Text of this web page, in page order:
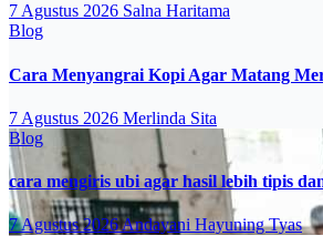
7 Agustus 2026 Salna Haritama
Blog
Cara Menyangrai Kopi Agar Matang
7 Agustus 2026 Merlinda Sita
Blog
cara mengiris ubi agar hasil lebih tipis
7 Agustus 2026Andayani Hayuning Tyas